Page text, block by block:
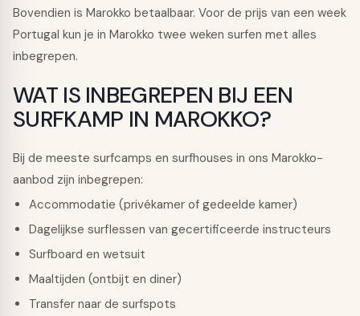
Bovendien is Marokko betaalbaar. Voor de prijs van een week
Portugal kun je in Marokko twee weken surfen met alles
inbegrepen.
WAT IS INBEGREPEN BIJ EEN
SURFKAMP IN MAROKKO?
Bij de meeste surfcamps en surfhouses in ons Marokko-
aanbod zijn inbegrepen:
Accommodatie (privékamer of gedeelde kamer)
Dagelijkse surflessen van gecertificeerde instructeurs
Surfboard en wetsuit
Maaltijden (ontbijt en diner)
Transfer naar de surfspots